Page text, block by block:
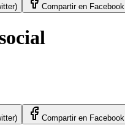
Compartir en Facebook
Compartir en Facebook